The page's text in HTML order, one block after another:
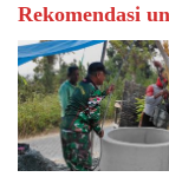
Rekomendasi